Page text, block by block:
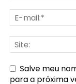
Salve meu
para a próxima